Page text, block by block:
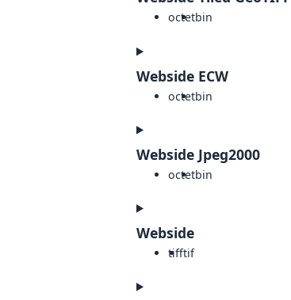
octetbin
Webside ECW
octetbin
Webside Jpeg2000
octetbin
Webside
tifftif